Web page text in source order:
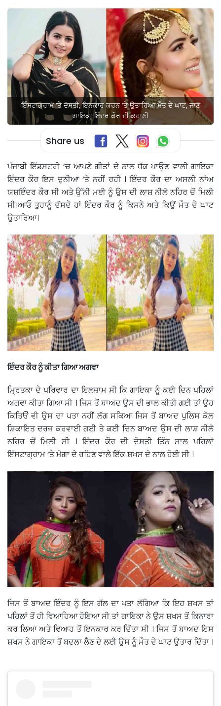
ਇੰਸਟਾਗ੍ਰਾਮ ‘ਤੇ ਦੋਸਤੀ, ਇਨਕਾਰ ਕਰਨ ‘ਤੇ ਉਤਾਰਿਆ ਮੌਤ ਦੇ ਘਾਟ, ਜਾਣੋ
ਗਾਇਕਾ ਇੰਦਰ ਕੌਰ ਦੀ ਕਹਾਣੀ
Share us
ਪੰਜਾਬੀ ਇੰਡਸਟਰੀ ‘ਚ ਆਪਣੇ ਗੀਤਾਂ ਦੇ ਨਾਲ ਧੱਕ ਪਾਉਣ ਵਾਲੀ ਗਾਇਕਾ
ਇੰਦਰ ਕੌਰ ਇਸ ਦੁਨੀਆ ‘ਤੇ ਨਹੀਂ ਰਹੀ । ਇੰਦਰ ਕੌਰ ਦਾ ਅਸਲੀ ਨਾਂਅ
ਯਸ਼ਇੰਦਰ ਕੌਰ ਸੀ ਅਤੇ ਉੱਨੀ ਮਈ ਨੂੰ ਉਸ ਦੀ ਲਾਸ਼ ਨੀਲੋ ਨਹਿਰ ਚੋਂ ਮਿਲੀ
ਸੀ।ਆਓ ਤੁਹਾਨੂੰ ਦੱਸਦੇ ਹਾਂ ਇੰਦਰ ਕੌਰ ਨੂੰ ਕਿਸਨੇ ਅਤੇ ਕਿਉਂ ਮੌਤ ਦੇ ਘਾਟ
ਉਤਾਰਿਆ।
ਇੰਦਰ ਕੌਰ ਨੂੰ ਕੀਤਾ ਗਿਆ ਅਗਵਾ
ਮ੍ਰਿਤਕਾ ਦੇ ਪਰਿਵਾਰ ਦਾ ਇਲਜ਼ਾਮ ਸੀ ਕਿ ਗਾਇਕਾ ਨੂੰ ਕਈ ਦਿਨ ਪਹਿਲਾਂ
ਅਗਵਾ ਕੀਤਾ ਗਿਆ ਸੀ । ਜਿਸ ਤੋਂ ਬਾਅਦ ਉਸ ਦੀ ਭਾਲ ਕੀਤੀ ਗਈ ਤਾਂ ਉਹ
ਕਿਤਿਓਂ ਵੀ ਉਸ ਦਾ ਪਤਾ ਨਹੀਂ ਲੱਗ ਸਕਿਆ ਜਿਸ ਤੋਂ ਬਾਅਦ ਪੁਲਿਸ ਕੋਲ
ਸ਼ਿਕਾਇਤ ਦਰਜ ਕਰਵਾਈ ਗਈ ਤੇ ਕਈ ਦਿਨ ਬਾਅਦ ਉਸ ਦੀ ਲਾਸ਼ ਨੀਲੋ
ਨਹਿਰ ਚੋਂ ਮਿਲੀ ਸੀ । ਇੰਦਰ ਕੌਰ ਦੀ ਦੋਸਤੀ ਤਿੰਨ ਸਾਲ ਪਹਿਲਾਂ
ਇੰਸਟਾਗ੍ਰਾਮ ‘ਤੇ ਮੋਗਾ ਦੇ ਰਹਿਣ ਵਾਲੇ ਇੱਕ ਸ਼ਖਸ ਦੇ ਨਾਲ ਹੋਈ ਸੀ ।
ਜਿਸ ਤੋਂ ਬਾਅਦ ਇੰਦਰ ਨੂੰ ਇਸ ਗੱਲ ਦਾ ਪਤਾ ਲੱਗਿਆ ਕਿ ਇਹ ਸ਼ਖਸ ਤਾਂ
ਪਹਿਲਾਂ ਤੋਂ ਹੀ ਵਿਆਹਿਆ ਹੋਇਆ ਸੀ ਤਾਂ ਗਾਇਕਾ ਨੇ ਉਸ ਸ਼ਖਸ ਤੋਂ ਕਿਨਾਰਾ
ਕਰ ਲਿਆ ਅਤੇ ਵਿਆਹ ਤੋਂ ਇਨਕਾਰ ਕਰ ਦਿੱਤਾ ਸੀ । ਜਿਸ ਤੋਂ ਬਾਅਦ ਇਸ
ਸ਼ਖਸ ਨੇ ਗਾਇਕਾ ਤੋਂ ਬਦਲਾ ਲੈਣ ਦੇ ਲਈ ਉਸ ਨੂੰ ਮੌਤ ਦੇ ਘਾਟ ਉਤਾਰ ਦਿੱਤਾ ।